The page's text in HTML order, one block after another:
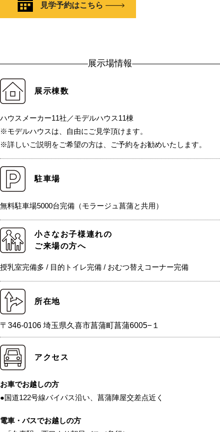
見学予約はこちら
展示場情報
展示棟数
ハウスメーカー11社／モデルハウス11棟
※モデルハウスは、自由にご見学頂けます。
※詳しいご説明をご希望の方は、ご予約をお勧めいたします。
駐車場
無料駐車場5000台完備（モラージュ菖蒲と共用）
小さなお子様連れの
ご来場の方へ
授乳室完備多 / 目的トイレ完備 / おむつ替えコーナー完備
所在地
〒346-0106 埼玉県久喜市菖蒲町菖蒲6005−１
アクセス
お車でお越しの方
●国道122号線バイパス沿い、菖蒲陣屋交差点近く
電車・バスでお越しの方